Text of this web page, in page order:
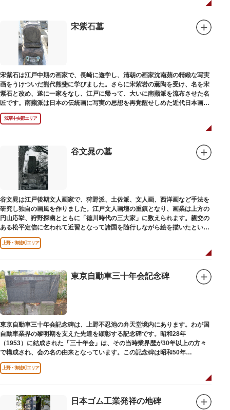
宋紫石墓
宋紫石は江戸中期の画家で、長崎に遊学し、清朝の画家沈南蘋の精緻な写実
画をうけついだ熊代熊斐に学びました。さらに宋紫岩の薫陶を受け、名を宋
紫石と改め、遂に一家をなし、江戸に帰って、大いに南蘋派を流布させた名
匠です。南蘋派は日本の伝統画に写実の思想を再覚醒せしめた近代日本画壇
の源流です。お墓は徳本寺（とくほんじ）境内にあります。
浅草中央部エリア
谷文晁の墓
谷文晁は江戸後期文人画家で、狩野派、土佐派、文人画、西洋画など手法を
研究し独自の画風を作りました。江戸文人画壇の重鎮となり、画業は上方の
円山応挙、狩野探幽とともに「徳川時代の三大家」に数えられます。親交の
ある松平定信に乞われて近習となって諸国を随行しながら絵を描いたといわ
れています。お墓は源空寺（げんくうじ）にあります。
上野・御徒町エリア
東京自動車三十年会記念碑
東京自動車三十年会記念碑は、上野不忍池の弁天堂境内にあります。わが国
自動車業界の黎明期を支えた先達を顕彰する記念碑です。昭和28年
（1953）に結成された「三十年会」は、その当時業界歴が30年以上の方々
で構成され、会の名の由来となっています。この記念碑は昭和50年
（1975）に同会が建立しました。
上野・御徒町エリア
日本ゴム工業発祥の地碑